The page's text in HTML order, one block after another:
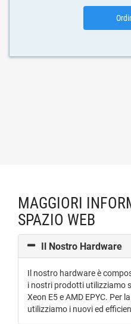
MAGGIORI
SPAZIO WEB
Il Nostro Hardware
Il nostro hardware è
i nostri prodotti utilizziamo
Xeon E5 e AMD EPYC. Per
utilizziamo i nuovi ed